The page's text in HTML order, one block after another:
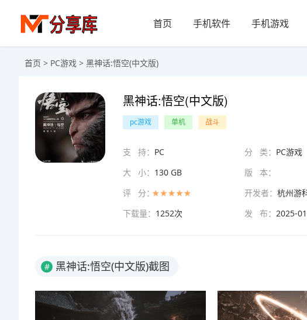
首页 手机软件 手机游戏
首页 > PC游戏 > 黑神话:悟空(中文版)
黑神话:悟空(中文版)
pc游戏 单机 战斗
支 持： PC 分 类： PC游戏
大 小： 130 GB
版 本：
评 分：
开发者： 杭州游
下载量： 1252次 发 布： 2025-
# 黑神话:悟空(中文版)截图